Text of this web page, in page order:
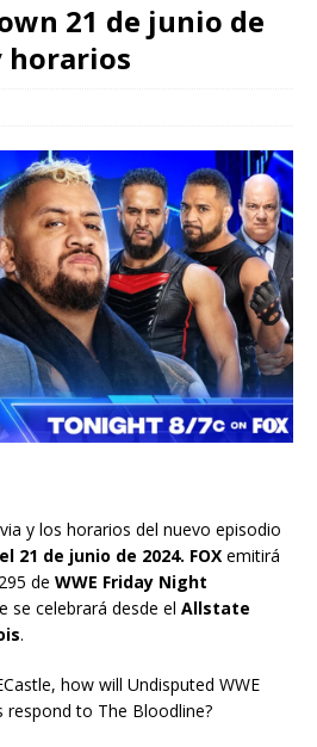
21 de junio de
horarios
y los horarios del nuevo episodio
21 de junio de 2024. FOX emitirá
de WWE Friday Night
se celebrará desde el Allstate
.
how will Undisputed WWE
respond to The Bloodline?